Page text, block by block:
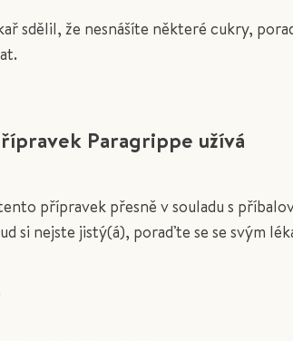
sdělil, že nesnášíte některé cukry,
Paragrippe užívá
přípravek přesně v souladu s
si nejste jistý(á), poraďte se se svým